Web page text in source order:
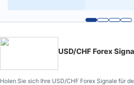
USD/CHF Forex
Holen Sie sich Ihre USD/CHF Forex Signale für